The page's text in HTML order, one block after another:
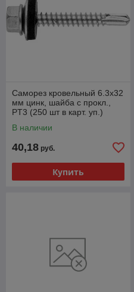
Саморез кровельный 6.3х32
мм цинк, шайба с прокл.,
PT3 (250 шт в карт. уп.)
В наличии
40,18 руб.
Купить